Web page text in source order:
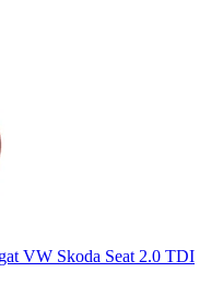
VW Skoda Seat 2.0 TDI